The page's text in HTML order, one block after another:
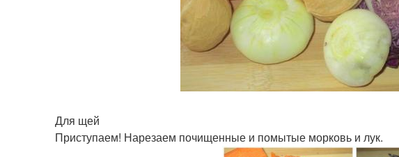
Для щей
Приступаем! Нарезаем почищенные и помытые морковь и лук.